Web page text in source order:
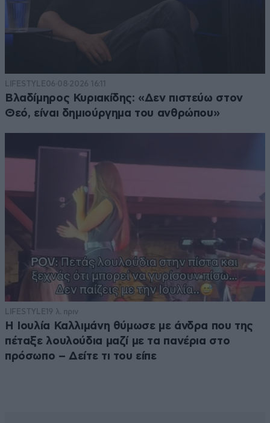
LIFESTYLE06·08·2026 16:11
Βλαδίμηρος Κυριακίδης: «Δεν πιστεύω στον
Θεό, είναι δημιούργημα του ανθρώπου»
LIFESTYLE19 λ. πριν
Η Ιουλία Καλλιμάνη θύμωσε με άνδρα που της
πέταξε λουλούδια μαζί με τα πανέρια στο
πρόσωπο – Δείτε τι του είπε